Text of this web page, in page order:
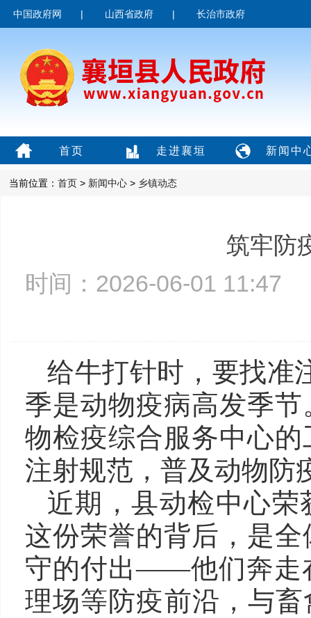
中国政府网 | 山西省政府 | 长治市政府
首页 走进襄垣 新闻中
当前位置： 首页 > 新闻中心 > 乡镇动态
筑牢防
时间：2026-06-01
给牛打针时，要找
季是动物疫病高发季
物检疫综合服务中心
注射规范，普及动物防
近期，县动检中心荣
这份荣誉的背后，是
守的付出——他们奔走
理场等防疫前沿，与